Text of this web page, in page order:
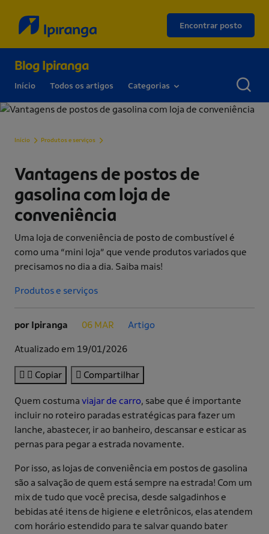
Encontrar posto
Blog Ipiranga
Início Todos os artigos Categorias
Início Produtos e serviços
Vantagens de postos de
gasolina com loja de
conveniência
Uma loja de conveniência de posto de combustível é
como uma “mini loja” que vende produtos variados que
precisamos no dia a dia. Saiba mais!
Produtos e serviços
por Ipiranga 06 MAR Artigo
Atualizado em 19/01/2026
Copiar Compartilhar
Quem costuma viajar de carro, sabe que é importante
incluir no roteiro paradas estratégicas para fazer um
lanche, abastecer, ir ao banheiro, descansar e esticar as
pernas para pegar a estrada novamente.
Por isso, as lojas de conveniência em postos de gasolina
são a salvação de quem está sempre na estrada! Com um
mix de tudo que você precisa, desde salgadinhos e
bebidas até itens de higiene e eletrônicos, elas atendem
com horário estendido para te salvar quando bater